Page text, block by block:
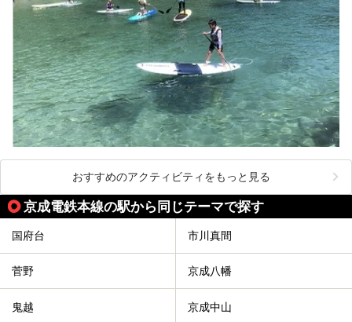
おすすめのアクティビティをもっと見る
京成電鉄本線の駅から同じテーマで探す
国府台 市川真間
菅野 京成八幡
鬼越 京成中山